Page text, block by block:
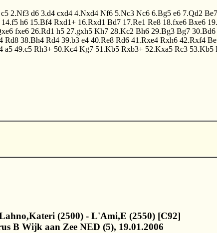
c5 2.Nf3 d6 3.d4 cxd4 4.Nxd4 Nf6 5.Nc3 Nc6 6.Bg5 e6 7.Qd2 Be7
14.f5 h6 15.Bf4 Rxd1+ 16.Rxd1 Bd7 17.Re1 Re8 18.fxe6 Bxe6
fxe6 26.Rd1 h5 27.gxh5 Kh7 28.Kc2 Bh6 29.Bg3 Bg7 30.Bd6
Rd8 38.Bh4 Rd4 39.b3 e4 40.Re8 Rd6 41.Rxe4 Rxh6 42.Rxf4
a5 49.c5 Rh3+ 50.Kc4 Kg7 51.Kb5 Rxb3+ 52.Kxa5 Rc3 53.Kb5
(2500) - L'Ami,E (2550) [C92]
B Wijk aan Zee NED (5), 19.01.2006